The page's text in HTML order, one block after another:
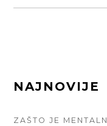
FOOTER
NAJNOVIJE
ZAŠTO JE